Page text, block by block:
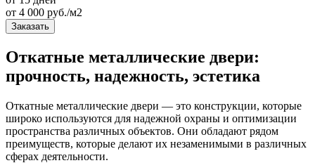
от 4 000 руб./м2
Заказать
Откатные металлические двери:
прочность, надежность, эстетика
Откатные металлические двери — это конструкции, которые
широко используются для надежной охраны и оптимизации
пространства различных объектов. Они обладают рядом
преимуществ, которые делают их незаменимыми в различных
сферах деятельности.